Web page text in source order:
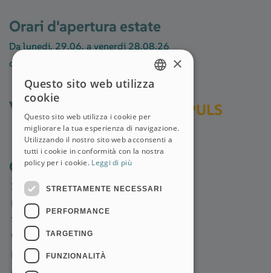
Orari d'apertura estate
Da lunedi, 29.06. a venerdi 28.08.26
dalle ore 08.00 alle ore 14.00
vedi anche IMPULS
Questioni legali
Impressum
Ethik
Transparenza
Whistleblowing
Privacy
×
Questo sito web utilizza
cookie
Questo sito web utilizza i cookie per
migliorare la tua esperienza di navigazione.
Utilizzando il nostro sito web acconsenti a
tutti i cookie in conformità con la nostra
policy per i cookie. Leggi di più
STRETTAMENTE NECESSARI
PERFORMANCE
TARGETING
FUNZIONALITÀ